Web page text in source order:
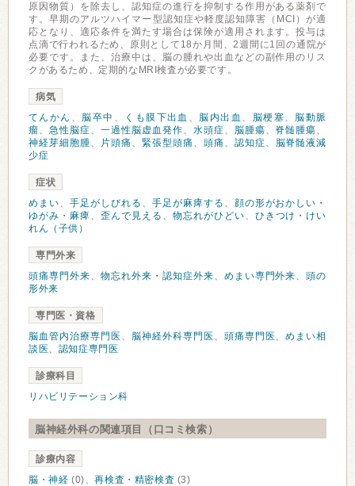
原因物質）を除去し、認知症の進行を抑制する作用がある薬剤で
す。早期のアルツハイマー型認知症や軽度認知障害（MCI）が適
応となり、適応条件を満たす場合は保険が適用されます。投与は
点滴で行われるため、原則として18か月間、2週間に1回の通院が
必要です。また、治療中は、脳の腫れや出血などの副作用のリス
クがあるため、定期的なMRI検査が必要です。
病気
てんかん 、 脳卒中 、 くも膜下出血 、 脳内出血 、 脳梗塞、 脳動脈
瘤、 急性脳症、 一過性脳虚血発作、 水頭症、 脳腫瘍、 脊髄腫瘍、
神経芽細胞腫、 片頭痛 、 緊張型頭痛 、 頭痛 、 認知症、
脳脊髄液減
少症
症状
めまい、 手足がしびれる 、 手足が麻痺する 、
顔の形がおかしい・
ゆがみ・麻痺、 歪んで見える 、 物忘れがひどい、 ひきつけ・けい
れん（子供）
専門外来
頭痛専門外来、 物忘れ外来・認知症外来、 めまい専門外来、頭の
形外来
専門医・資格
脳血管内治療専門医 、 脳神経外科専門医 、 頭痛専門医、めまい相
談医、 認知症専門医
診療科目
リハビリテーション科
脳神経外科の関連項目（口コミ検索）
診療内容
脳・神経 (0)、再検査・精密検査 (3)